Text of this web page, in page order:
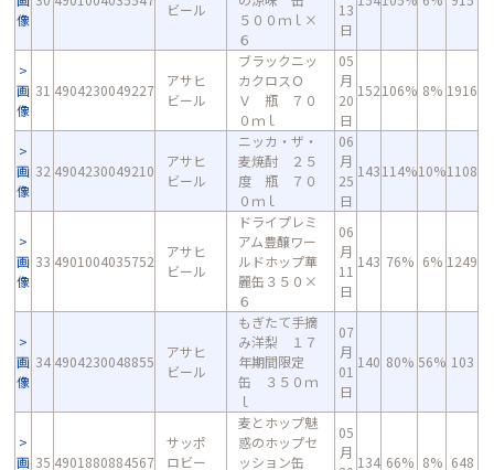
像
ビール
５００ｍｌ×
６
13
日
画
像
31 4904230049227
アサヒ
ビール
ブラックニッ
カクロスＯ
Ｖ 瓶 ７０
０ｍｌ
05
月
20
日
152106% 8% 1916
画
像
32 4904230049210
アサヒ
ビール
ニッカ・ザ・
麦焼酎 ２５
度 瓶 ７０
０ｍｌ
06
月
25
日
143114%10%1108
画
像
33 4901004035752
アサヒ
ビール
ドライプレミ
アム豊醸ワー
ルドホップ華
麗缶３５０×
６
06
月
11
日
143 76% 6% 1249
画
像
34 4904230048855
アサヒ
ビール
もぎたて手摘
み洋梨 １７
年期間限定
缶 ３５０ｍ
ｌ
07
月
01
日
140 80% 56% 103
画 35 4901880884567
サッポ
ロビー
麦とホップ魅
惑のホップセ
ッション缶
05
月
134 66% 8% 648